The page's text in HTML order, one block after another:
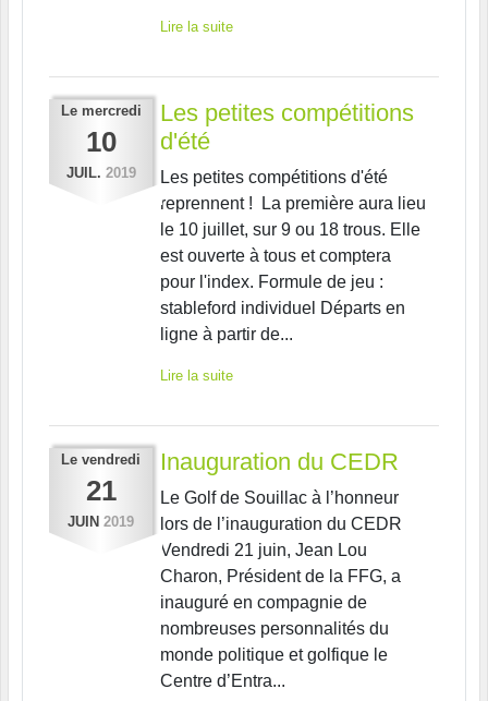
Lire la suite
Le mercredi
10
JUIL. 2019
Les petites compétitions
d'été
Les petites compétitions d'été
reprennent ! La première aura lieu
le 10 juillet, sur 9 ou 18 trous. Elle
est ouverte à tous et comptera
pour l'index. Formule de jeu :
stableford individuel Départs en
ligne à partir de...
Lire la suite
Le vendredi
21
JUIN 2019
Inauguration du CEDR
Le Golf de Souillac à l’honneur
lors de l’inauguration du CEDR
Vendredi 21 juin, Jean Lou
Charon, Président de la FFG, a
inauguré en compagnie de
nombreuses personnalités du
monde politique et golfique le
Centre d’Entra...